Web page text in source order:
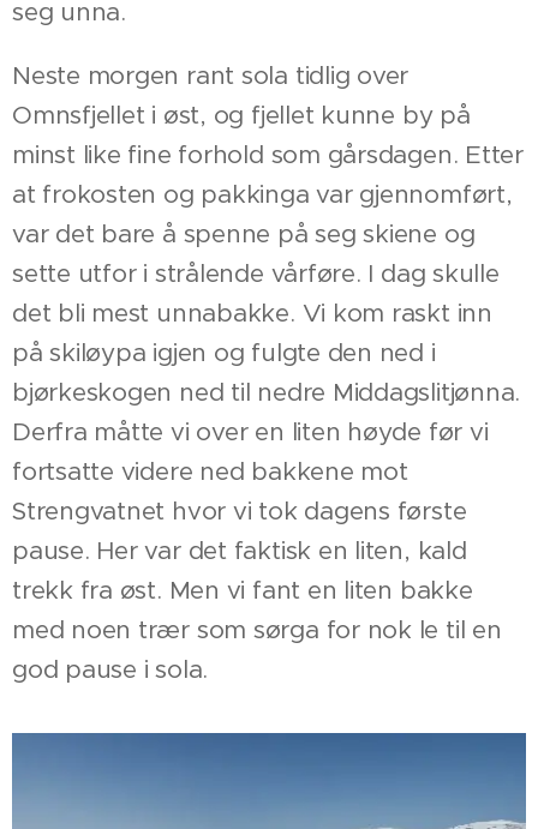
seg unna.
Neste morgen rant sola tidlig over
Omnsfjellet i øst, og fjellet kunne by på
minst like fine forhold som gårsdagen. Etter
at frokosten og pakkinga var gjennomført,
var det bare å spenne på seg skiene og
sette utfor i strålende vårføre. I dag skulle
det bli mest unnabakke. Vi kom raskt inn
på skiløypa igjen og fulgte den ned i
bjørkeskogen ned til nedre Middagslitjønna.
Derfra måtte vi over en liten høyde før vi
fortsatte videre ned bakkene mot
Strengvatnet hvor vi tok dagens første
pause. Her var det faktisk en liten, kald
trekk fra øst. Men vi fant en liten bakke
med noen trær som sørga for nok le til en
god pause i sola.